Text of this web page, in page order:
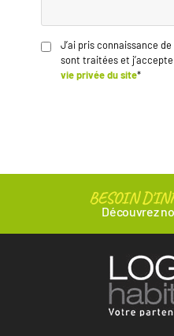
J’ai pris connaissance
sont traitées et
vie privée du site*
BESOIN
Découvrez